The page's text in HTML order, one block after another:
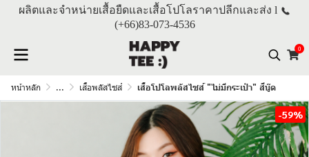
ผลิตและจำหน่ายเสื้อยืดและเสื้อโปโลราคาปลีกและส่ง l
(+66)83-073-4536
0
หน้าหลัก ... เสื้อพลัสไซส์ เสื้อโปโลพลัสไซส์ "ไม่มีกระเป๋า" สีนู๊ด
-59%